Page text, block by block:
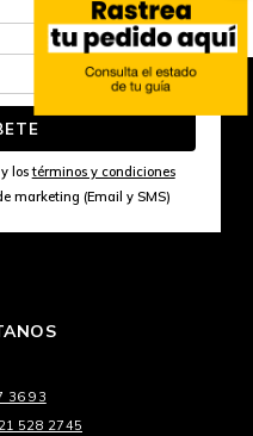
y lostérminos y condiciones
marketing (Email y SMS)
36 93
528 2745